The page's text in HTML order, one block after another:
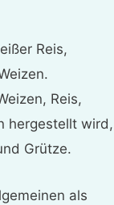
Reis,
Reis,
hergestellt wird,
Grütze.
als